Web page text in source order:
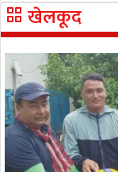
खेलकूद